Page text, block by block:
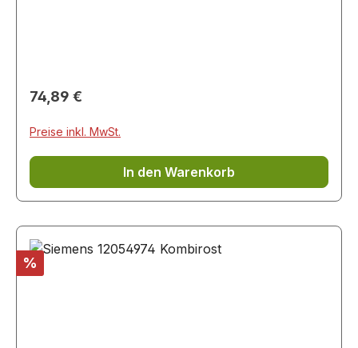
Regulärer Preis:
74,89 €
Preise inkl. MwSt.
In den Warenkorb
Rabatt
%